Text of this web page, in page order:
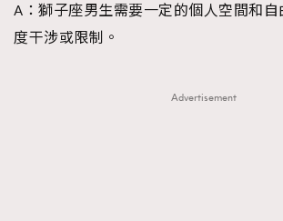
A：獅子座男生需要一定的個人空間和
度干涉或限制。
Advertisement